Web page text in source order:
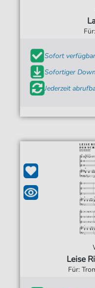
Sofort
Sofortiger
Jederzeit
Leise
Für: